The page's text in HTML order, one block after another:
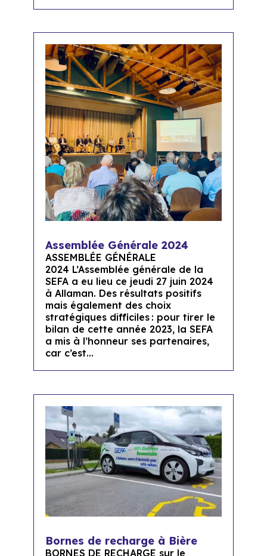
Assemblée Générale 2024
ASSEMBLÉE GÉNÉRALE
2024 L’Assemblée générale de la
SEFA a eu lieu ce jeudi 27 juin 2024
à Allaman. Des résultats positifs
mais également des choix
stratégiques difficiles : pour tirer le
bilan de cette année 2023, la SEFA
a mis à l’honneur ses partenaires,
car c’est...
Bornes de recharge à Bière
BORNES DE RECHARGE sur le